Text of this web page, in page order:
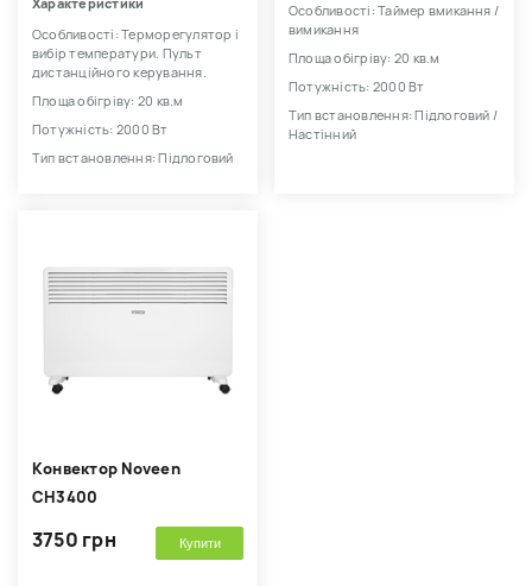
Характеристики
Особливості: Терморегулятор і
вибір температури. Пульт
дистанційного керування.
Площа обігріву: 20 кв.м
Потужність: 2000 Вт
Тип встановлення: Підлоговий
Особливості: Таймер вмикання /
вимикання
Площа обігріву: 20 кв.м
Потужність: 2000 Вт
Тип встановлення: Підлоговий /
Настінний
Kонвектор Noveen
CH3400
3750 грн Купити